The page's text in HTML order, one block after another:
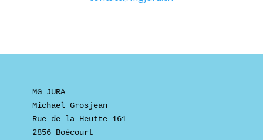
MG JURA
Michael Grosjean
Rue de la Heutte 161
2856 Boécourt